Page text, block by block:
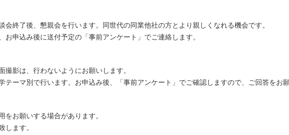
終了後、懇親会を行います。同世代の同業他社の方とより親しくなれる機会です。
申込み後に送付予定の「事前アンケート」でご連絡します。
影は、行わないようにお願いします。
ーマ別で行います。お申込み後、「事前アンケート」でご確認しますので、ご回答をお願
をお願いする場合があります。
ます。